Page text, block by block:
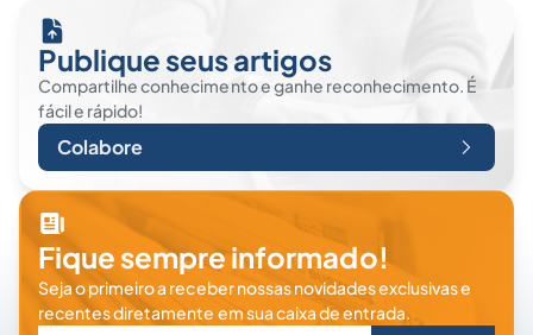
Publique seus artigos
Compartilhe conhecimento e ganhe reconhecimento. É
fácil e rápido!
Colabore
Fique sempre informado!
Seja o primeiro a receber nossas novidades exclusivas e
recentes diretamente em sua caixa de entrada.